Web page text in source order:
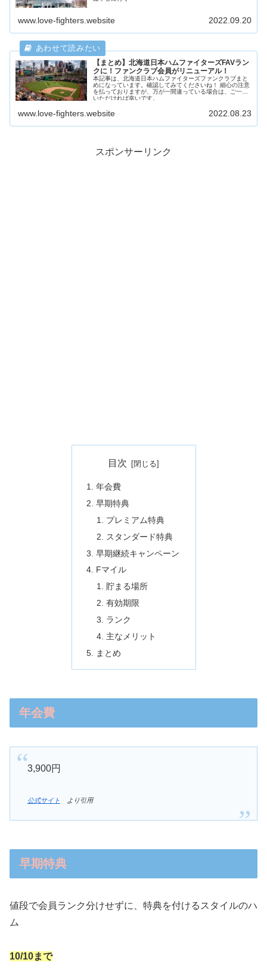
www.love-fighters.website 2022.09.20
【まとめ】北海道日本ハムファイターズFAVラン
クに！ファンクラブ会員がリニューアル！
本記事は、北海道日本ハムファイターズファンクラブまと
めになっています。確認してみてくださいね！ 細心の注意
を払っておりますが、万が一間違っている場合は、ご一報
いただければ幸いです。
www.love-fighters.website 2022.08.23
スポンサーリンク
目次
年会費
早期特典
プレミアム特典
スタンダード特典
早期継続キャンペーン
Fマイル
貯まる場所
有効期限
ランク
主なメリット
まとめ
年会費
3,900円
公式サイト より引用
早期特典
値段で会員ランク分けせずに、特典を付けるスタイルのハ
ム
10/10まで